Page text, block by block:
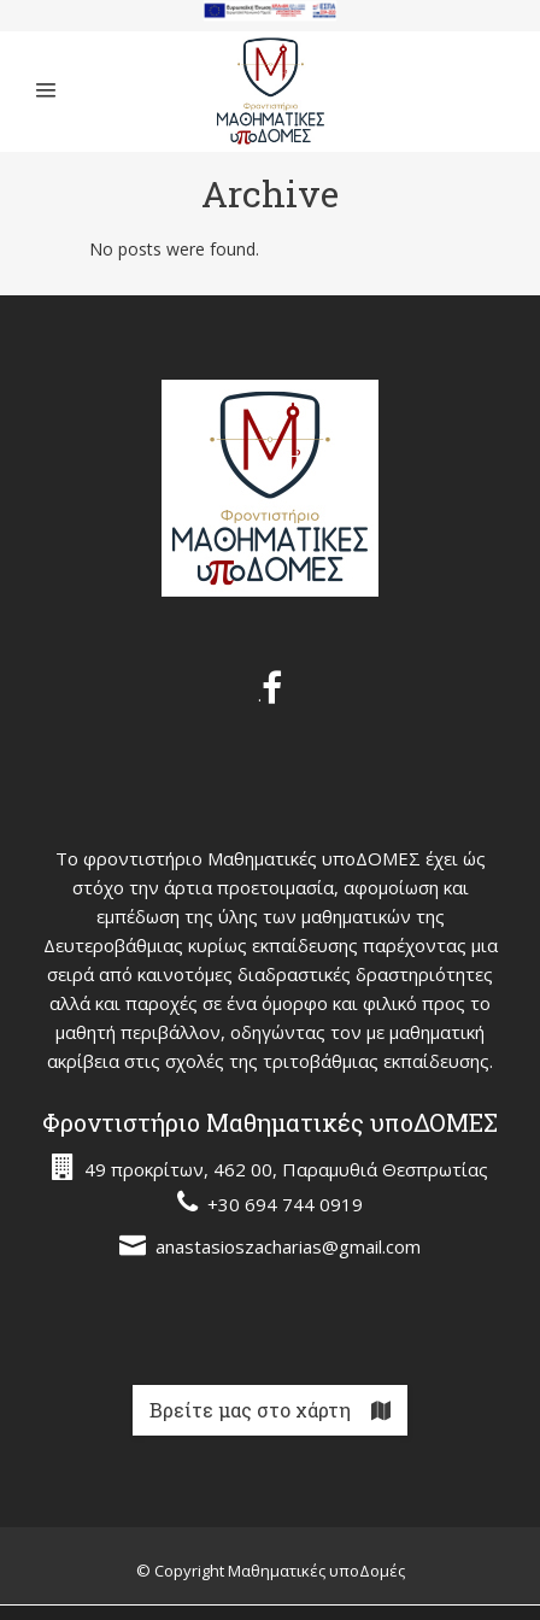
Archive
No posts were found.
.
Το φροντιστήριο Μαθηματικές υποΔΟΜΕΣ έχει ώς
στόχο την άρτια προετοιμασία, αφομοίωση και
εμπέδωση της ύλης των μαθηματικών της
Δευτεροβάθμιας κυρίως εκπαίδευσης παρέχοντας μια
σειρά από καινοτόμες διαδραστικές δραστηριότητες
αλλά και παροχές σε ένα όμορφο και φιλικό προς το
μαθητή περιβάλλον, οδηγώντας τον με μαθηματική
ακρίβεια στις σχολές της τριτοβάθμιας εκπαίδευσης.
Φροντιστήριο Μαθηματικές υποΔΟΜΕΣ
49 προκρίτων, 462 00, Παραμυθιά Θεσπρωτίας
+30 694 744 0919
anastasioszacharias@gmail.com
Βρείτε μας στο χάρτη
© Copyright Μαθηματικές υποΔομές